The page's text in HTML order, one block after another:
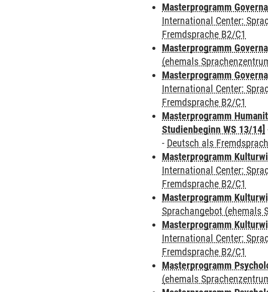
Masterprogramm
International Center:
Fremdsprache B2/C1
Masterprogramm
(ehemals
Masterprogramm
International Center:
Fremdsprache B2/C1
Masterprogramm
Studienbeginn WS 13/14]
- Deutsch als
Masterprogramm
International Center:
Fremdsprache B2/C1
Masterprogramm
Sprachangebot (ehemals
Masterprogramm
International Center:
Fremdsprache B2/C1
Masterprogramm
(ehemals